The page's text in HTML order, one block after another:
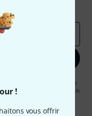
!
vous offrir
acceptez de recevoir des
à tout moment. Vous
dans notre
.